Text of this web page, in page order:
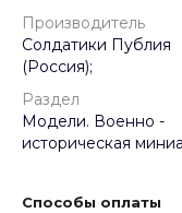
Производитель
Солдатики Публия
(Россия);
Раздел
Модели. Военно -
историческая
Способы оплаты